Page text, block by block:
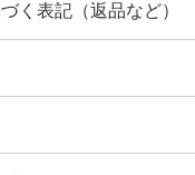
く表記（返品など）